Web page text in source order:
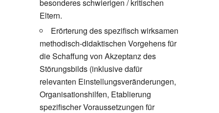
besonderes schwierigen / kritischen
Eltern.
Erörterung des spezifisch wirksamen
methodisch-didaktischen Vorgehens für
die Schaffung von Akzeptanz des
Störungsbilds (inklusive dafür
relevanten Einstellungsveränderungen,
Organisationshilfen, Etablierung
spezifischer Voraussetzungen für